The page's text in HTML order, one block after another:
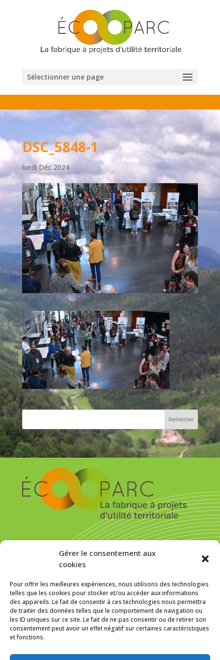
Gérer le consentement aux
cookies
Pour offrir les meilleures expériences, nous utilisons des technologies
telles que les cookies pour stocker et/ou accéder aux informations
des appareils. Le fait de consentir à ces technologies nous permettra
de traiter des données telles que le comportement de navigation ou
les ID uniques sur ce site. Le fait de ne pas consentir ou de retirer son
consentement peut avoir un effet négatif sur certaines caractéristiques
et fonctions.
Sélectionner une page
DSC_5848-1
lundi Déc 2024
MENTIONS LÉGALES
Politique de cookies (UE)
SUIVEZ-NOUS SUR : f In